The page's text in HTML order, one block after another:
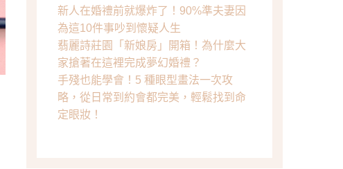
新人在婚禮前就爆炸了！90%準夫妻因
為這10件事吵到懷疑人生
翡麗詩莊園「新娘房」開箱！為什麼大
家搶著在這裡完成夢幻婚禮？
手殘也能學會！5 種眼型畫法一次攻
略，從日常到約會都完美，輕鬆找到命
定眼妝！